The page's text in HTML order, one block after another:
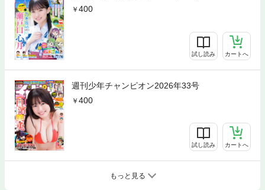
400
試し読み カートへ
週刊少年チャンピオン2026年33号
400
試し読み カートへ
もっと見る